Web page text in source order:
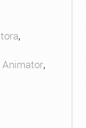
,
Animator,